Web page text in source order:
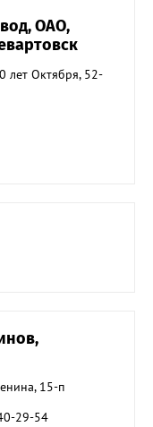
ОАО,
лет Октября, 52-
15-п
29-54